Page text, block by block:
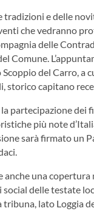
tradizioni e delle
che vedranno
delle
Comune.
del Carro, a
storico capitano
partecipazione dei
più note
sarà firmato un
anche una
social delle testate
lato Loggia